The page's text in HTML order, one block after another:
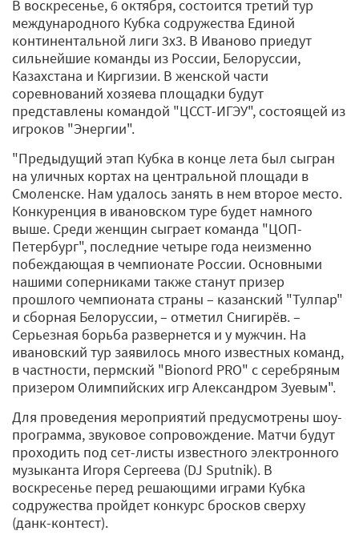
В воскресенье, 6 октября, состоится третий тур
международного Кубка содружества Единой
континентальной лиги 3x3. В Иваново приедут
сильнейшие команды из России, Белоруссии,
Казахстана и Киргизии. В женской части
соревнований хозяева площадки будут
представлены командой "ЦССТ-ИГЭУ", состоящей из
игроков "Энергии".
"Предыдущий этап Кубка в конце лета был сыгран
на уличных кортах на центральной площади в
Смоленске. Нам удалось занять в нем второе место.
Конкуренция в ивановском туре будет намного
выше. Среди женщин сыграет команда "ЦОП-
Петербург", последние четыре года неизменно
побеждающая в чемпионате России. Основными
нашими соперниками также станут призер
прошлого чемпионата страны – казанский "Тулпар"
и сборная Белоруссии, – отметил Снигирёв. –
Серьезная борьба развернется и у мужчин. На
ивановский тур заявилось много известных команд,
в частности, пермский "Bionord PRO" с серебряным
призером Олимпийских игр Александром Зуевым".
Для проведения мероприятий предусмотрены шоу-
программа, звуковое сопровождение. Матчи будут
проходить под сет-листы известного электронного
музыканта Игоря Сергеева (DJ Sputnik). В
воскресенье перед решающими играми Кубка
содружества пройдет конкурс бросков сверху
(данк-контест).